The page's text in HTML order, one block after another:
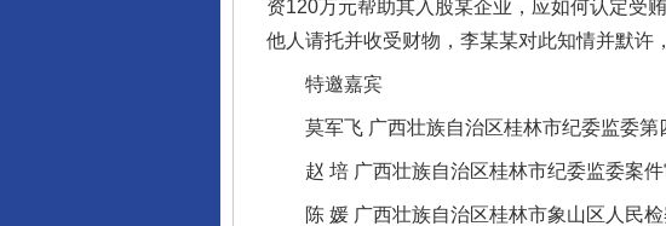
资120万元帮助其入股某企业，应如何认定受
他人请托并收受财物，李某某对此知情并默许
特邀嘉宾
莫军飞 广西壮族自治区桂林市纪委监委第
赵 培 广西壮族自治区桂林市纪委监委案件
陈 媛 广西壮族自治区桂林市象山区人民检